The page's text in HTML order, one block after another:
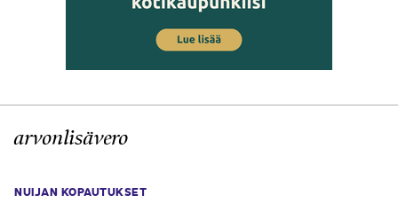
arvonlisävero
NUIJAN KOPAUTUKSET